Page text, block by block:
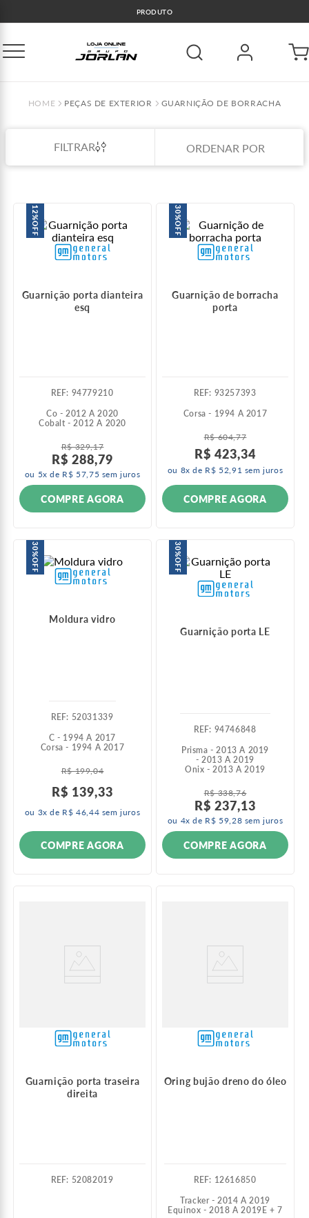
🚛COMPRE E RETIRE GRÁTIS GO
PEÇAS DE EXTERIOR GUARNIÇÃO DE BORRACHA
FILTRAR ORDENAR POR
12%
OFF
Guarnição porta dianteira
esq
: 94779210
Co - 2012 A 2020
Cobalt - 2012 A 2020
R$ 329,17
R$ 288,79
ou 5x de R$ 57,75 sem juros
COMPRE AGORA
30%
OFF
Guarnição de borracha
porta
: 93257393
Corsa - 1994 A 2017
R$ 604,77
R$ 423,34
ou 8x de R$ 52,91 sem juros
COMPRE AGORA
30%
OFF
Moldura vidro
: 52031339
C - 1994 A 2017
Corsa - 1994 A 2017
R$ 199,04
R$ 139,33
ou 3x de R$ 46,44 sem juros
COMPRE AGORA
30%
OFF
Guarnição porta LE
: 94746848
Prisma - 2013 A 2019
- 2013 A 2019
Onix - 2013 A 2019
R$ 338,76
R$ 237,13
ou 4x de R$ 59,28 sem juros
COMPRE AGORA
Guarnição porta traseira
direita
: 52082019
Oring bujão dreno do óleo
: 12616850
Tracker - 2014 A 2019
Equinox - 2018 A 2019E + 7